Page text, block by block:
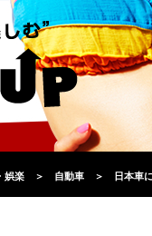
娯楽 ＞ 自動車 ＞ 日本車